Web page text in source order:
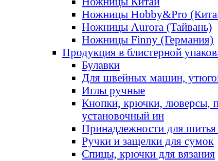
Ножницы Hobby&Pro
Ножницы Aurora (Тайвань)
Ножницы Finny (Германия)
Продукция в блистерной
Булавки
Для швейных машин,
Иглы ручные
Кнопки, крючки, люверсы,
установочный ин
Принадлежности для шитья
Ручки и защелки для сумок
Спицы, крючки для вязания